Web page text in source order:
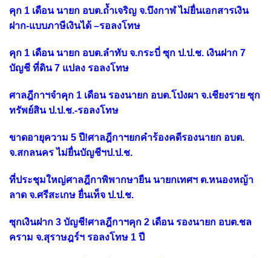
คุก 1 เดือน นายก อบต.ถ้ำเจริญ จ.บึงกาฬ ไม่ยื่นเอกสารเงิน
ฝาก-แบบภาษีเงินได้ –รอลงโทษ
คุก 1 เดือน นายก อบต.ลำทับ จ.กระบี่ ซุก ป.ป.ช. เงินฝาก 7
บัญชี ที่ดิน 7 แปลง รอลงโทษ
ศาลฎีกาฯจำคุก 1 เดือน รองนายก อบต.โป่งผา จ.เชียงราย ซุก
ทรัพย์สิน ป.ป.ช.-รอลงโทษ
ขาดอายุความ 5 ปี!ศาลฎีกาฯยกคำร้องคดีรองนายก อบต.
จ.สกลนคร ไม่ยื่นบัญชีฯป.ป.ช.
ที่ประชุมใหญ่ศาลฎีกาพิพากษายืน นายกเทศฯ ต.หนองหญ้า
ลาด จ.ศรีสะเกษ ยื่นเท็จ ป.ป.ช.
ซุกเงินฝาก 3 บัญชี!ศาลฎีกาฯคุก 2 เดือน รองนายก อบต.ชล
คราม จ.สุราษฎร์ฯ รอลงโทษ 1 ปี